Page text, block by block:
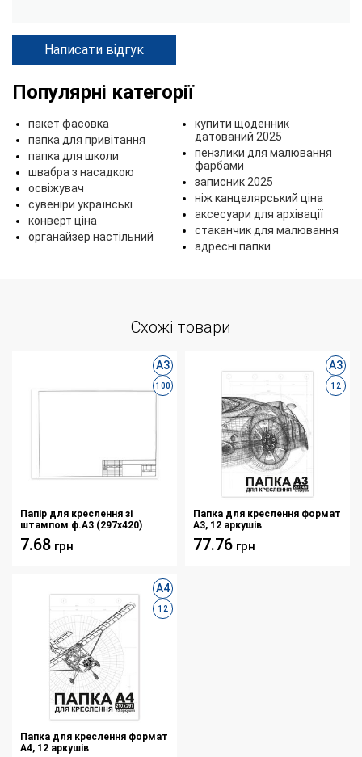
Написати відгук
Популярні категорії
пакет фасовка
папка для привітання
папка для школи
швабра з насадкою
освіжувач
сувеніри українські
конверт ціна
органайзер настільний
купити щоденник
датований 2025
пензлики для малювання
фарбами
записник 2025
ніж канцелярський ціна
аксесуари для архівації
стаканчик для малювання
адресні папки
Схожі товари
А3
100
Папір для креслення зі
штампом ф.А3 (297х420)
7.68 грн
А3
12
Папка для креслення формат
А3, 12 аркушів
77.76 грн
А4
12
Папка для креслення формат
А4, 12 аркушів